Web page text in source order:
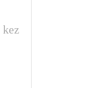
kez